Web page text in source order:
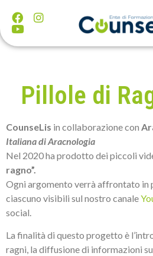
Pillole di
CounseLis in collaborazione con
Italiana di Aracnologia
Nel 2020 ha prodotto dei piccoli
ragno”.
Ogni argomento verrà affrontato in
ciascuno visibili sul nostro canale
social.
La finalità di questo progetto è
ragni, la diffusione di informazioni